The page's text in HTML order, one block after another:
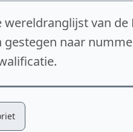
van de
gestegen naar